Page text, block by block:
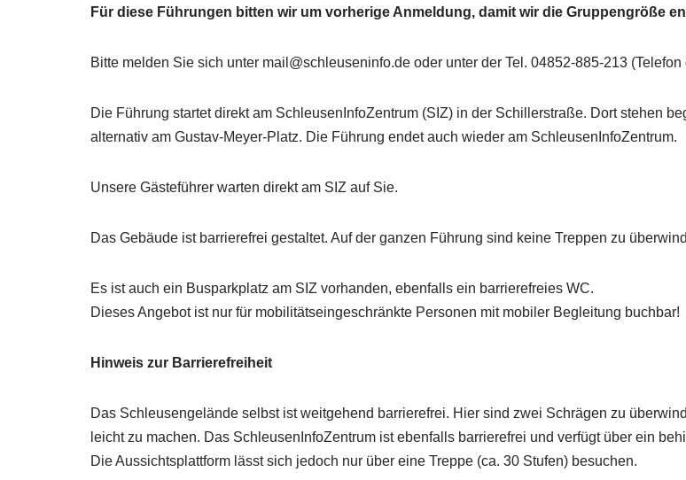
Für diese Führungen bitten wir um vorherige Anmeldung, damit wir die Gruppengröße
Bitte melden Sie sich unter mail@schleuseninfo.de oder unter der Tel. 04852-885-213
Die Führung startet direkt am SchleusenInfoZentrum (SIZ) in der Schillerstraße. Dort stehen
alternativ am Gustav-Meyer-Platz. Die Führung endet auch wieder am SchleusenInfoZentrum.
Unsere Gästeführer warten direkt am SIZ auf Sie.
Das Gebäude ist barrierefrei gestaltet. Auf der ganzen Führung sind keine Treppen zu
Es ist auch ein Busparkplatz am SIZ vorhanden, ebenfalls ein barrierefreies WC.
Dieses Angebot ist nur für mobilitätseingeschränkte Personen mit mobiler Begleitung buchbar!
Hinweis zur Barrierefreiheit
Das Schleusengelände selbst ist weitgehend barrierefrei. Hier sind zwei Schrägen zu
leicht zu machen. Das SchleusenInfoZentrum ist ebenfalls barrierefrei und verfügt über ein
Die Aussichtsplattform lässt sich jedoch nur über eine Treppe (ca. 30 Stufen) besuchen.